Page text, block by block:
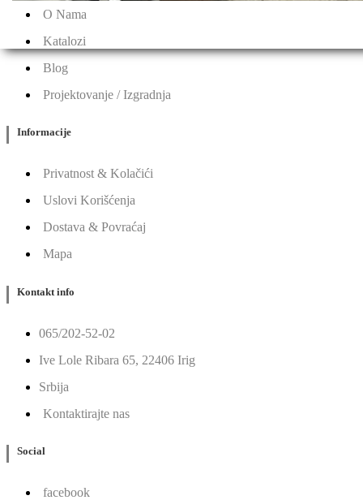
O Nama
Katalozi
Blog
Projektovanje / Izgradnja
Informacije
Privatnost & Kolačići
Uslovi Korišćenja
Dostava & Povraćaj
Mapa
Kontakt info
065/202-52-02
Ive Lole Ribara 65, 22406 Irig
Srbija
Kontaktirajte nas
Social
facebook